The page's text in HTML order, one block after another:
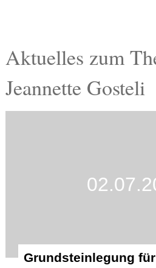
Gesundheit
Aktuelles zum
Jeannette Gosteli
Grundsteinlegung